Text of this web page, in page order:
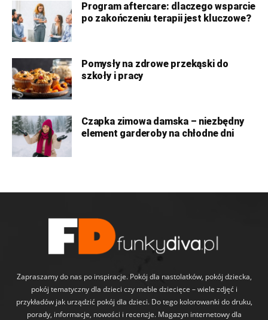
Program aftercare: dlaczego wsparcie
po zakończeniu terapii jest kluczowe?
Pomysły na zdrowe przekąski do
szkoły i pracy
Czapka zimowa damska – niezbędny
element garderoby na chłodne dni
Zapraszamy do nas po inspiracje. Pokój dla nastolatków, pokój dziecka,
pokój tematyczny dla dzieci czy meble dziecięce – wiele zdjęć i
przykładów jak urządzić pokój dla dzieci. Do tego kolorowanki do druku,
porady, informacje, nowości i recenzje. Magazyn internetowy dla